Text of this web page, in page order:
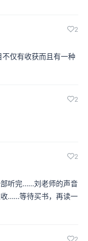
2
仅有收获而且有一种
2
2
听完……刘老师的声音
……等待买书，再读一
2